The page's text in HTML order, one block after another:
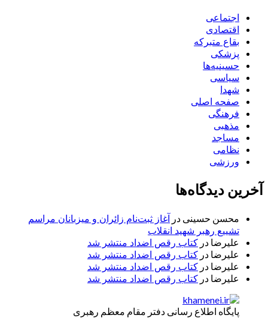
اجتماعی
اقتصادی
بقاع متبرکه
پزشکی
حسینیه‌ها
سیاسی
شهدا
صفحه اصلی
فرهنگی
مذهبی
مساجد
نظامی
ورزشی
آخرین دیدگاه‌ها
محسن حسینی در آغاز ثبت‌نام زائران و میزبانان مراسم
تشییع رهبر شهید انقلاب
علیرضا در کتاب رقص اضداد منتشر شد
علیرضا در کتاب رقص اضداد منتشر شد
علیرضا در کتاب رقص اضداد منتشر شد
علیرضا در کتاب رقص اضداد منتشر شد
پایگاه اطلاع رسانی دفتر مقام معظم رهبری